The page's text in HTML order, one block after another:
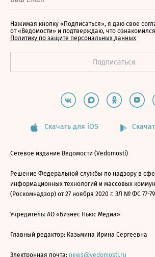
Нажимая кнопку «Подписаться», я даю свое
от «Ведомости» и подтверждаю, что
Политику по защите персональных данных
Скачать для iOS
Сетевое издание Ведомости (Vedomosti)
Решение Федеральной службы по надзору в
информационных технологий и массовых
(Роскомнадзор) от 27 ноября 2020 г. ЭЛ № ФС 77-
Учредитель: АО «Бизнес Ньюс Медиа»
Главный редактор: Казьмина Ирина Сергеевна
Электронная почта: news@vedomosti.ru